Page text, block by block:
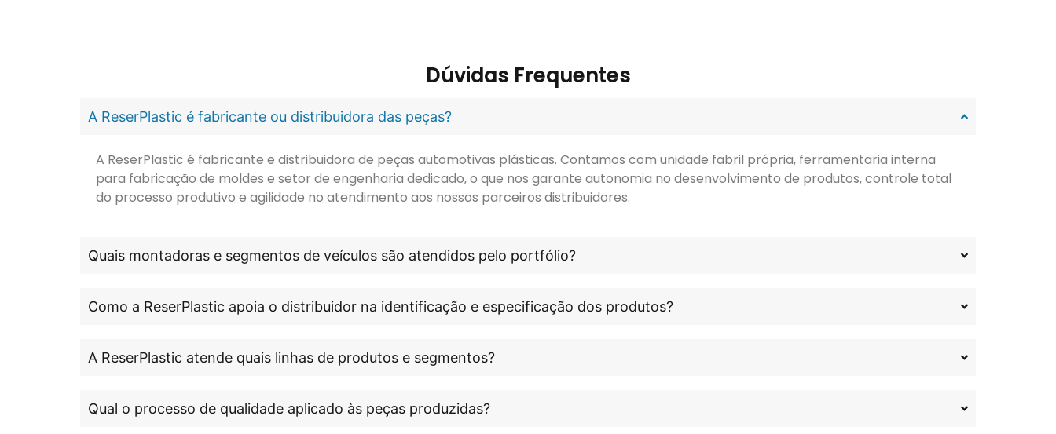
Dúvidas Frequentes
A ReserPlastic é fabricante ou distribuidora das peças?
A ReserPlastic é fabricante e distribuidora de peças automotivas plásticas. Contamos com unidade fabril própria, ferramentaria interna
para fabricação de moldes e setor de engenharia dedicado, o que nos garante autonomia no desenvolvimento de produtos, controle total
do processo produtivo e agilidade no atendimento aos nossos parceiros distribuidores.
Quais montadoras e segmentos de veículos são atendidos pelo portfólio?
Como a ReserPlastic apoia o distribuidor na identificação e especificação dos produtos?
A ReserPlastic atende quais linhas de produtos e segmentos?
Qual o processo de qualidade aplicado às peças produzidas?